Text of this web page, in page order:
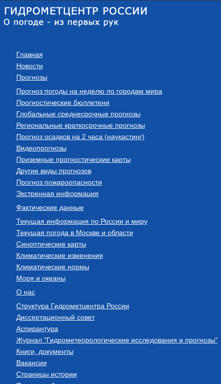
Главная
Новости
Прогнозы
Прогноз погоды на неделю по городам мира
Прогностические бюллетени
Глобальные среднесрочные прогнозы
Региональные краткосрочные прогнозы
Прогноз осадков на 2 часа (наукастинг)
Видеопрогнозы
Приземные прогностические карты
Другие виды прогнозов
Прогноз пожароопасности
Экстренная информация
Фактические данные
Текущая информация по России и миру
Текущая погода в Москве и области
Синоптические карты
Климатические изменения
Климатические нормы
Моря и океаны
О нас
Структура Гидрометцентра России
Диссертационный совет
Аспирантура
Журнал "Гидрометеорологические исследования и прогнозы"
Книги, документы
Вакансии
Страницы истории